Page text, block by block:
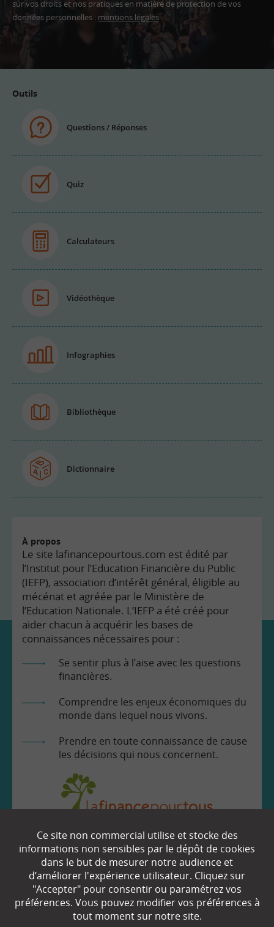
sur vos droits et nos pratiques en matière de protection de vos
données personnelles : mentions légales
Adresse
Outils
Questions / Réponses
Quiz
Calculateurs
Vidéothèque
Infographies
Bibliothèque
Dictionnaire
À propos
Le site lafinancepourtous.com est édité par
l’Institut pour l’Education Financière du Public
(IEFP), association d’intérêt général, éligible au
mécénat et agréée par le Ministère de
l’Education Nationale. L’IEFP a été créé pour
aider chacun à acquérir les bases de
connaissances nécessaires pour :
Se sentir plus à l’aise avec les questions
financières.
Comprendre les enjeux économiques du
monde dans lequel nous vivons.
Prendre en toute connaissance de cause
les décisions qui nous concernent.
EN SAVOIR
Qui sommes-nous ?
Partenaires
Ce site non commercial utilise et stocke des
informations non sensibles par le dépôt de cookies
dans le but de mesurer notre audience et
d’améliorer l'expérience utilisateur. Cliquez sur
"Accepter" pour consentir ou paramétrez vos
préférences. Vous pouvez modifier vos préférences à
tout moment sur notre site.